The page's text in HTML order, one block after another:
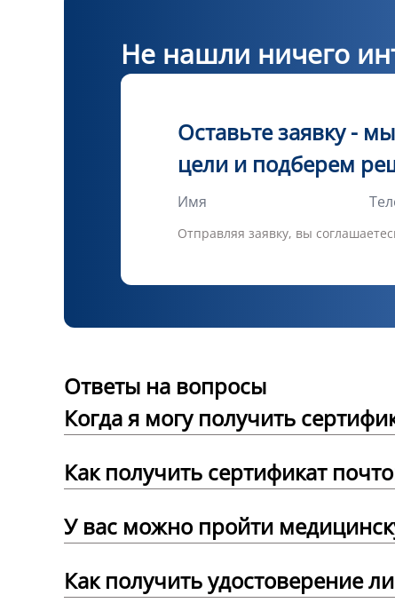
Не нашли ничего
Оставьте заявку -
цели и подберем
Отправляя заявку, вы
Ответы на вопросы
Когда я могу получить
Как получить сертификат
У вас можно пройти
Как получить удостоверение